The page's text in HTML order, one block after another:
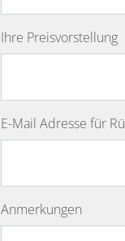
Ihre Preisvorstellung
E-Mail Adresse für
Anmerkungen